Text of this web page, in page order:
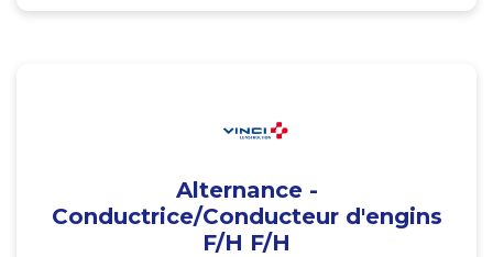
Alternance -
Conductrice/Conducteur d'engins
F/H F/H